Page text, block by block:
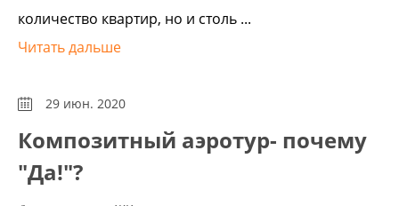
количество квартир, но и столь ...
Читать дальше
29 июн. 2020
Композитный аэротур- почему
"Да!"?